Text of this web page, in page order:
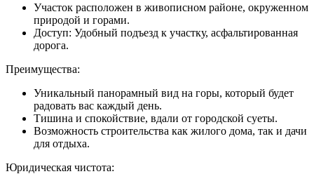
Участок расположен в живописном районе, окруженном
природой и горами.
Доступ: Удобный подъезд к участку, асфальтированная
дорога.
Преимущества:
Уникальный панорамный вид на горы, который будет
радовать вас каждый день.
Тишина и спокойствие, вдали от городской суеты.
Возможность строительства как жилого дома, так и дачи
для отдыха.
Юридическая чистота: